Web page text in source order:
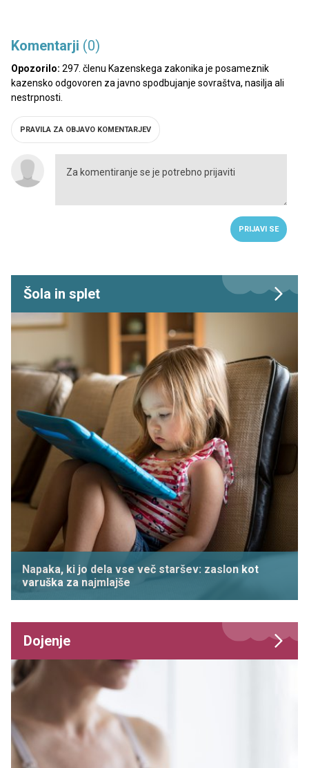
Komentarji (0)
Opozorilo: 297. členu Kazenskega zakonika je posameznik
kazensko odgovoren za javno spodbujanje sovraštva, nasilja ali
nestrpnosti.
PRAVILA ZA OBJAVO KOMENTARJEV
PRIJAVI SE
Šola in splet
Napaka, ki jo dela vse več staršev: zaslon kot
varuška za najmlajše
Dojenje